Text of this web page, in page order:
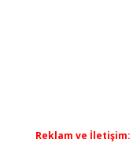
Reklam ve İletişim: